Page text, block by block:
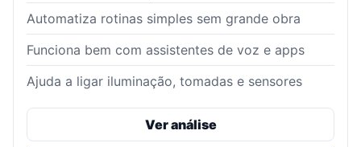
Automatiza rotinas simples sem grande obra
Funciona bem com assistentes de voz e apps
Ajuda a ligar iluminação, tomadas e sensores
Ver análise